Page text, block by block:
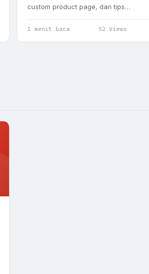
custom product page, dan tips…
1 menit baca 52 Views